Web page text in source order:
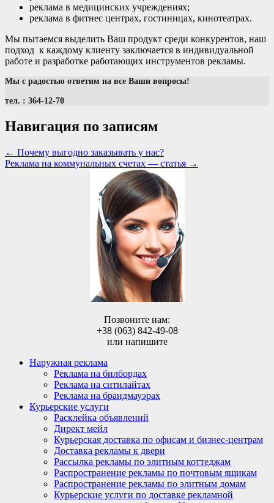
реклама в медицинских учреждениях;
реклама в фитнес центрах, гостиницах, кинотеатрах.
Мы пытаемся выделить Ваш продукт среди конкурентов, наш
подход к каждому клиенту заключается в индивидуальной
работе и разработке работающих инструментов рекламы.
Мы с радостью ответим на все Ваши вопросы!
тел. : 364-12-70
Навигация по записям
← Почему выгодно заказывать у нас?
Реклама на коммунальных счетах — статья →
Позвоните нам:
+38 (063) 842-49-08
или напишите
Наружная реклама
Реклама на билбордах
Реклама на ситилайтах
Реклама на брандмауэрах
Курьерские услуги
Расклейка объявлений
Директ мейл
Курьерская доставка по офисам и бизнес-центрам
Доставка рекламы к двери
Рассылка рекламы по элитным коттеджам
Распространение рекламы по почтовым ящикам
Распространение рекламы по элитным домам
Курьерские услуги по доставке рекламной